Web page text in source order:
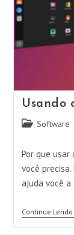
Usando
Categoria
post:
Software
Por que usar
você
ajuda você
Continue Lendo